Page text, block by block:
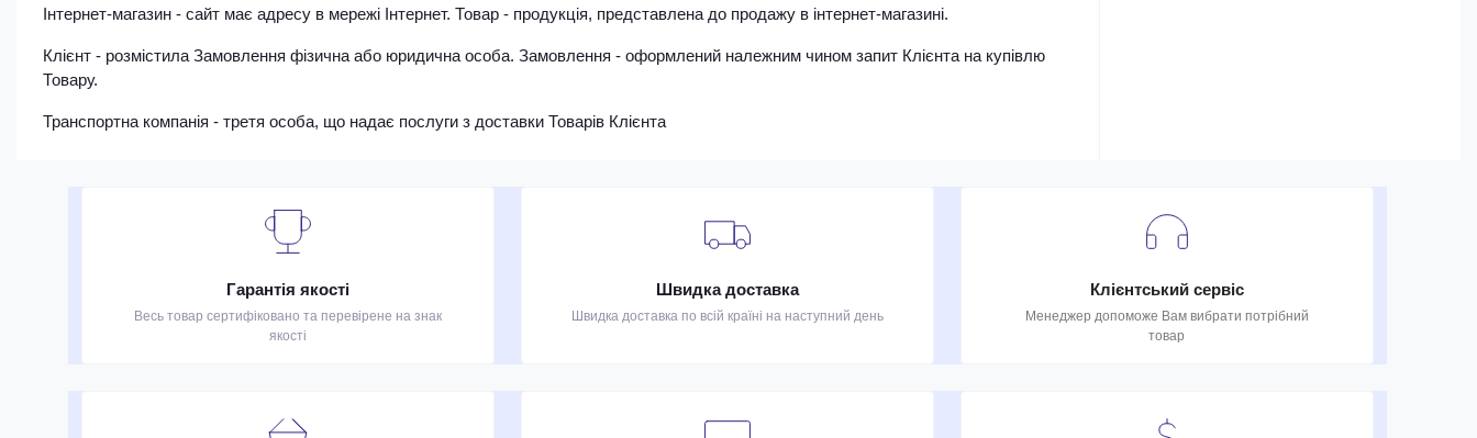
Інтернет-магазин - сайт має адресу в мережі Інтернет. Товар - продукція, представлена ​​до продажу в інтернет-магазині.
Клієнт - розмістила Замовлення фізична або юридична особа. Замовлення - оформлений належним чином запит Клієнта на купівлю
Товару.
Транспортна компанія - третя особа, що надає послуги з доставки Товарів Клієнта
Гарантія якості
Весь товар сертифіковано та перевірене на знак
якості
Швидка доставка
Швидка доставка по всій країні на наступний день
Клієнтський сервіс
Менеджер допоможе Вам вибрати потрібний
товар